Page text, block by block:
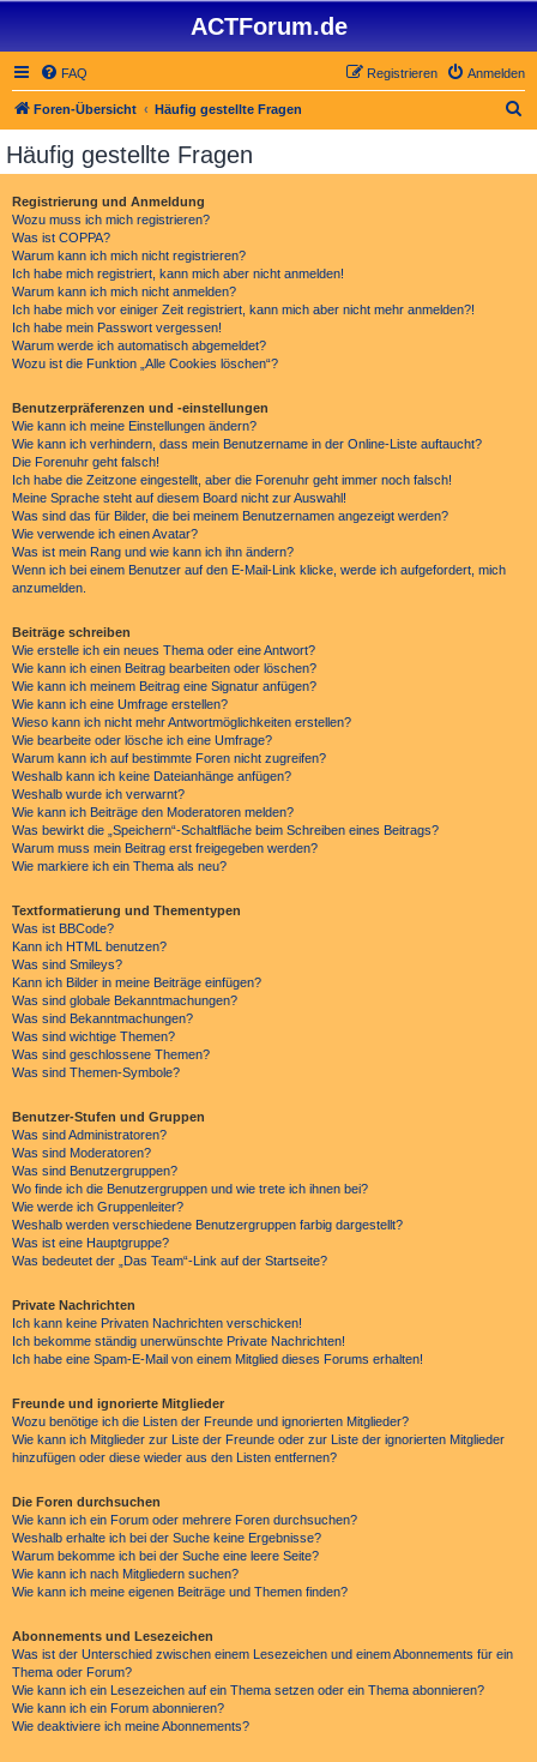
ACTForum.de
FAQ Anmelden
Registrieren
Foren-Übersicht Häufig gestellte Fragen
Häufig gestellte Fragen
Registrierung und Anmeldung
Wozu muss ich mich registrieren?
Was ist COPPA?
Warum kann ich mich nicht registrieren?
Ich habe mich registriert, kann mich aber nicht anmelden!
Warum kann ich mich nicht anmelden?
Ich habe mich vor einiger Zeit registriert, kann mich aber nicht mehr anmelden?!
Ich habe mein Passwort vergessen!
Warum werde ich automatisch abgemeldet?
Wozu ist die Funktion „Alle Cookies löschen“?
Benutzerpräferenzen und -einstellungen
Wie kann ich meine Einstellungen ändern?
Wie kann ich verhindern, dass mein Benutzername in der Online-Liste auftaucht?
Die Forenuhr geht falsch!
Ich habe die Zeitzone eingestellt, aber die Forenuhr geht immer noch falsch!
Meine Sprache steht auf diesem Board nicht zur Auswahl!
Was sind das für Bilder, die bei meinem Benutzernamen angezeigt werden?
Wie verwende ich einen Avatar?
Was ist mein Rang und wie kann ich ihn ändern?
Wenn ich bei einem Benutzer auf den E-Mail-Link klicke, werde ich aufgefordert, mich
anzumelden.
Beiträge schreiben
Wie erstelle ich ein neues Thema oder eine Antwort?
Wie kann ich einen Beitrag bearbeiten oder löschen?
Wie kann ich meinem Beitrag eine Signatur anfügen?
Wie kann ich eine Umfrage erstellen?
Wieso kann ich nicht mehr Antwortmöglichkeiten erstellen?
Wie bearbeite oder lösche ich eine Umfrage?
Warum kann ich auf bestimmte Foren nicht zugreifen?
Weshalb kann ich keine Dateianhänge anfügen?
Weshalb wurde ich verwarnt?
Wie kann ich Beiträge den Moderatoren melden?
Was bewirkt die „Speichern“-Schaltfläche beim Schreiben eines Beitrags?
Warum muss mein Beitrag erst freigegeben werden?
Wie markiere ich ein Thema als neu?
Textformatierung und Thementypen
Was ist BBCode?
Kann ich HTML benutzen?
Was sind Smileys?
Kann ich Bilder in meine Beiträge einfügen?
Was sind globale Bekanntmachungen?
Was sind Bekanntmachungen?
Was sind wichtige Themen?
Was sind geschlossene Themen?
Was sind Themen-Symbole?
Benutzer-Stufen und Gruppen
Was sind Administratoren?
Was sind Moderatoren?
Was sind Benutzergruppen?
Wo finde ich die Benutzergruppen und wie trete ich ihnen bei?
Wie werde ich Gruppenleiter?
Weshalb werden verschiedene Benutzergruppen farbig dargestellt?
Was ist eine Hauptgruppe?
Was bedeutet der „Das Team“-Link auf der Startseite?
Private Nachrichten
Ich kann keine Privaten Nachrichten verschicken!
Ich bekomme ständig unerwünschte Private Nachrichten!
Ich habe eine Spam-E-Mail von einem Mitglied dieses Forums erhalten!
Freunde und ignorierte Mitglieder
Wozu benötige ich die Listen der Freunde und ignorierten Mitglieder?
Wie kann ich Mitglieder zur Liste der Freunde oder zur Liste der ignorierten Mitglieder
hinzufügen oder diese wieder aus den Listen entfernen?
Die Foren durchsuchen
Wie kann ich ein Forum oder mehrere Foren durchsuchen?
Weshalb erhalte ich bei der Suche keine Ergebnisse?
Warum bekomme ich bei der Suche eine leere Seite?
Wie kann ich nach Mitgliedern suchen?
Wie kann ich meine eigenen Beiträge und Themen finden?
Abonnements und Lesezeichen
Was ist der Unterschied zwischen einem Lesezeichen und einem Abonnements für ein
Thema oder Forum?
Wie kann ich ein Lesezeichen auf ein Thema setzen oder ein Thema abonnieren?
Wie kann ich ein Forum abonnieren?
Wie deaktiviere ich meine Abonnements?